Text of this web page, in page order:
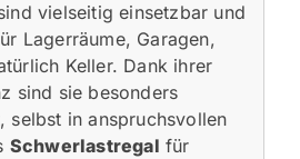
vielseitig einsetzbar und
Lagerräume, Garagen,
Keller. Dank ihrer
sind sie besonders
selbst in anspruchsvollen
Schwerlastregal für